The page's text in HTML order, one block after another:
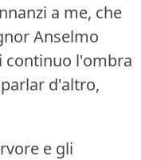
a me, che
Anselmo
continuo l'ombra
d'altro,
e gli